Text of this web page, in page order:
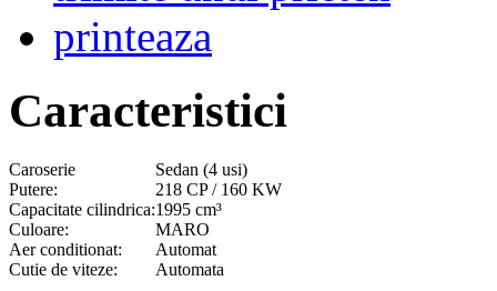
printeaza
Caracteristici
Caroserie
Sedan (4 usi)
Putere:
218 CP / 160 KW
Capacitate cilindrica:1995 cm³
Culoare:
MARO
Aer conditionat:
Automat
Cutie de viteze:
Automata